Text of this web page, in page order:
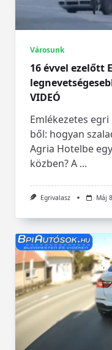
Városunk
16 évvel ezelőtt
VIDEÓ
Emlékezetes
ből: hogyan
Agria Hotelbe
közben? A ...
Egrivalasz Máj